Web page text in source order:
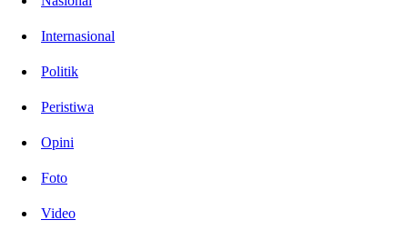
Internasional
Politik
Peristiwa
Opini
Foto
Video